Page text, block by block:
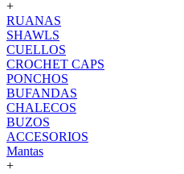
+
RUANAS
SHAWLS
CUELLOS
CROCHET CAPS
PONCHOS
BUFANDAS
CHALECOS
BUZOS
ACCESORIOS
Mantas
+